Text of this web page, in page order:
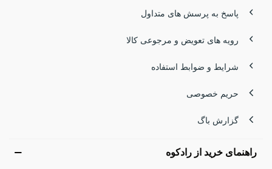
پاسخ به پرسش های متداول
رویه های تعویض و مرجوعی کالا
شرایط و ضوابط استفاده
حریم خصوصی
گزارش باگ
راهنمای خرید از رادکوه